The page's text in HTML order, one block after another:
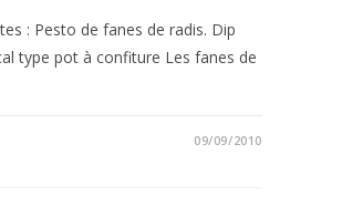
: Pesto de fanes de radis. Dip
type pot à confiture Les fanes de
09/09/2010